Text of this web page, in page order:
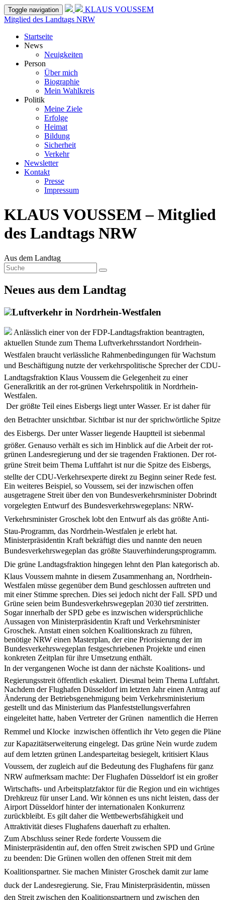
Toggle navigation
KLAUS VOUSSEM
Mitglied des Landtags NRW
Startseite
News
Neuigkeiten
Person
Über mich
Biographie
Mein Wahlkreis
Politik
Meine Ziele
Erfolge
Heimat
Bildung
Sicherheit
Verkehr
Newsletter
Kontakt
Presse
Impressum
KLAUS VOUSSEM – Mitglied
des Landtags NRW
Aus dem Landtag
Neues aus dem Landtag
Luftverkehr in Nordrhein-Westfalen
Anlässlich einer von der FDP-Landtagsfraktion beantragten,
aktuellen Stunde zum Thema Luftverkehrsstandort Nordrhein-
Westfalen braucht verlässliche Rahmenbedingungen für Wachstum
und Beschäftigung nutzte der verkehrspolitische Sprecher der CDU-
Landtagsfraktion Klaus Voussem die Gelegenheit zu einer
Generalkritik an der rot-grünen Verkehrspolitik in Nordrhein-
Westfalen.
Der größte Teil eines Eisbergs liegt unter Wasser. Er ist daher für
den Betrachter unsichtbar. Sichtbar ist nur der sprichwörtliche Spitze
des Eisbergs. Der unter Wasser liegende Hauptteil ist siebenmal
größer. Genauso verhält es sich im Hinblick auf die Arbeit der rot-
grünen Landesregierung und der sie tragenden Fraktionen. Der rot-
grüne Streit beim Thema Luftfahrt ist nur die Spitze des Eisbergs,
stellte der CDU-Verkehrsexperte direkt zu Beginn seiner Rede fest.
Ein weiteres Beispiel, so Voussem, sei der inzwischen offen
ausgetragene Streit über den von Bundesverkehrsminister Dobrindt
vorgelegten Entwurf des Bundesverkehrswegeplans: NRW-
Verkehrsminister Groschek lobt den Entwurf als das größte Anti-
Stau-Programm, das Nordrhein-Westfalen je erlebt hat.
Ministerpräsidentin Kraft bekräftigt dies und nannte den neuen
Bundesverkehrswegeplan das größte Stauverhinderungsprogramm.
Die grüne Landtagsfraktion hingegen lehnt den Plan kategorisch ab.
Klaus Voussem mahnte in diesem Zusammenhang an, Nordrhein-
Westfalen müsse gegenüber dem Bund geschlossen auftreten und
mit einer Stimme sprechen. Dies sei jedoch nicht der Fall. SPD und
Grüne seien beim Bundesverkehrswegeplan 2030 tief zerstritten.
Sogar innerhalb der SPD gebe es inzwischen widersprüchliche
Aussagen von Ministerpräsidentin Kraft und Verkehrsminister
Groschek. Anstatt einen solchen Koalitionskrach zu führen,
benötige NRW einen Masterplan, der eine Priorisierung der im
Bundesverkehrswegeplan festgeschriebenen Projekte und einen
konkreten Zeitplan für ihre Umsetzung enthält.
In der vergangenen Woche ist dann der nächste Koalitions- und
Regierungsstreit öffentlich eskaliert. Diesmal beim Thema Luftfahrt.
Nachdem der Flughafen Düsseldorf im letzten Jahr einen Antrag auf
Änderung der Betriebsgenehmigung beim Verkehrsministerium
gestellt und das Ministerium das Planfeststellungsverfahren
eingeleitet hatte, haben Vertreter der Grünen  namentlich die Herren
Remmel und Klocke  inzwischen öffentlich ihr Veto gegen die Pläne
zur Kapazitätserweiterung eingelegt. Das grüne Nein wurde zudem
auf dem letzten grünen Landesparteitag besiegelt, kritisiert Klaus
Voussem, der zugleich auf die Bedeutung des Flughafens für ganz
NRW aufmerksam machte: Der Flughafen Düsseldorf ist ein großer
Wirtschafts- und Arbeitsplatzfaktor für die Region und ein wichtiges
Drehkreuz für unser Land. Wir können es uns nicht leisten, dass der
Airport Düsseldorf hinter der internationalen Konkurrenz
zurückbleibt. Es gilt daher die Wettbewerbsfähigkeit und
Attraktivität dieses Flughafens dauerhaft zu erhalten.
Zum Abschluss seiner Rede forderte Voussem die
Ministerpräsidentin auf, den offen Streit zwischen SPD und Grüne
zu beenden: Die Grünen wollen den offenen Streit mit dem
Koalitionspartner. Sie machen Minister Groschek damit zur lame
duck der Landesregierung. Sie, Frau Ministerpräsidentin, müssen
den Streit zwischen den Koalitionspartnern und zwischen den